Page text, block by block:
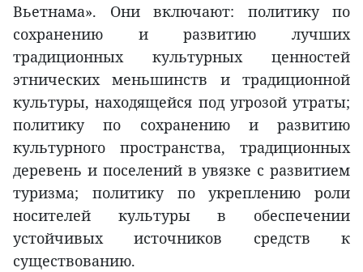
Вьетнама». Они включают: политику по
сохранению и развитию лучших
традиционных культурных ценностей
этнических меньшинств и традиционной
культуры, находящейся под угрозой утраты;
политику по сохранению и развитию
культурного пространства, традиционных
деревень и поселений в увязке с развитием
туризма; политику по укреплению роли
носителей культуры в обеспечении
устойчивых источников средств к
существованию.